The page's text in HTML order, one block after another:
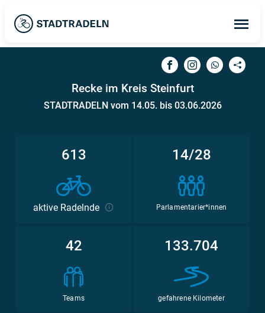
Recke im Kreis Steinfurt
STADTRADELN vom 14.05. bis 03.06.2026
613
aktive Radelnde
14/28
Parlamentarier*innen
42
Teams
133.704
gefahrene Kilometer